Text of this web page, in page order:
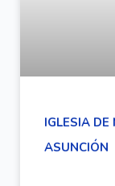
IGLESIA DE
ASUNCIÓN